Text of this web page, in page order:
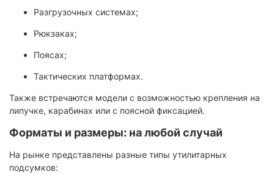
Разгрузочных системах;
Рюкзаках;
Поясах;
Тактических платформах.
Также встречаются модели с возможностью крепления на
липучке, карабинах или с поясной фиксацией.
Форматы и размеры: на любой случай
На рынке представлены разные типы утилитарных
подсумков: